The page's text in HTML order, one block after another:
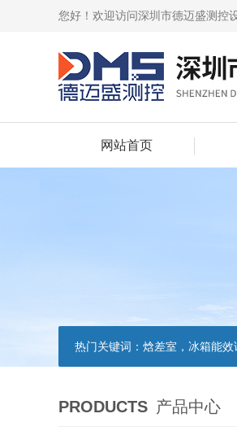
您好！欢迎访问深圳市德迈盛测控
网站首页
热门关键词： 焓差室，冰箱能效试验室，电风扇风量实
PRODUCTS 产品中心